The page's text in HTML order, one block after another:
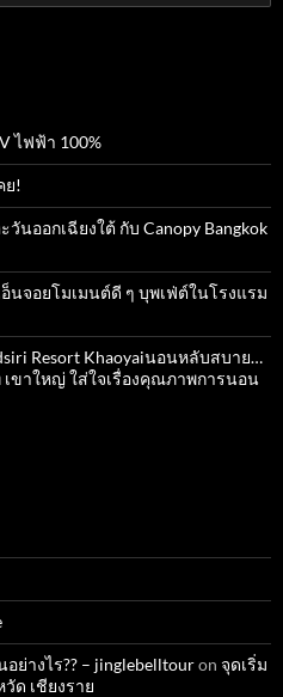
ไฟฟ้า 100%
ย!
นออกเฉียงใต้ กับ Canopy Bangkok
นจอยโมเมนต์ดี ๆ บุพเฟ่ต์ในโรงแรม
Resort​ Khaoyaiนอนหลับสบาย…
ขาใหญ่ ใส่ใจเรื่องคุณภาพการนอน
างไร?? – jinglebelltouron จุดเริ่ม
ด เชียงราย